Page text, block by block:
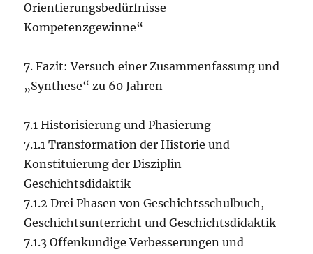
Orientierungsbedürfnisse –
Kompetenzgewinne“
7. Fazit: Versuch einer Zusammenfassung und
„Synthese“ zu 60 Jahren
7.1 Historisierung und Phasierung
7.1.1 Transformation der Historie und
Konstituierung der Disziplin
Geschichtsdidaktik
7.1.2 Drei Phasen von Geschichtsschulbuch,
Geschichtsunterricht und Geschichtsdidaktik
7.1.3 Offenkundige Verbesserungen und